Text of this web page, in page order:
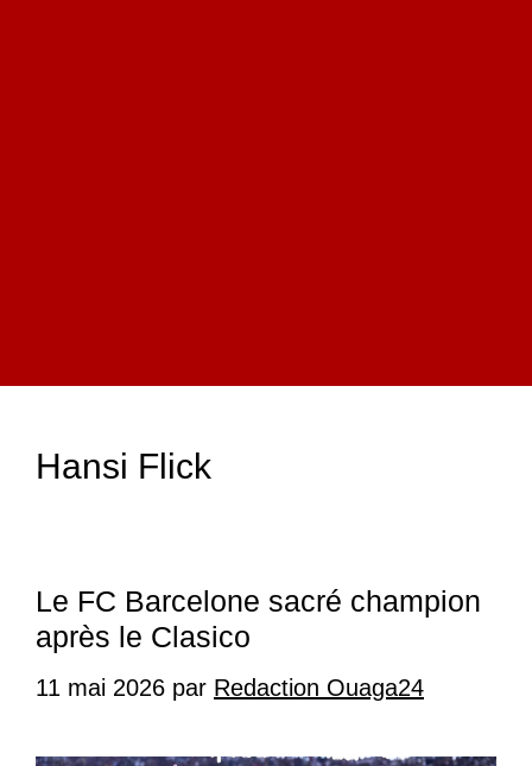
Hansi Flick
Le FC Barcelone sacré champion
après le Clasico
11 mai 2026 par Redaction Ouaga24